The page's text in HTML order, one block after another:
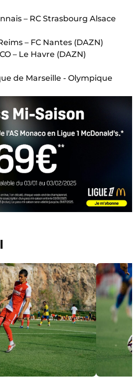
– RC Strasbourg Alsace
– FC Nantes (DAZN)
– Le Havre (DAZN)
de Marseille - Olympique